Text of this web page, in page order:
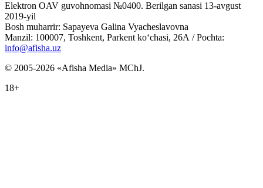
Elektron OAV guvohnomasi №0400. Berilgan sanasi 13-avgust
2019-yil
Bosh muharrir: Sapayeva Galina Vyacheslavovna
Manzil: 100007, Toshkent, Parkent ko‘chasi, 26А / Pochta:
info@afisha.uz
© 2005-2026 «Afisha Media» MChJ.
18+